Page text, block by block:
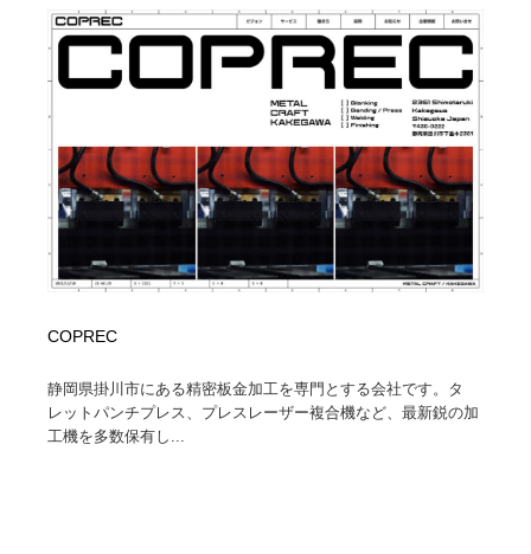
COPREC
静岡県掛川市にある精密板金加工を専門とする会社です。タ
レットパンチプレス、プレスレーザー複合機など、最新鋭の加
工機を多数保有し...